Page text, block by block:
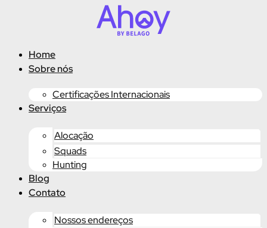
conteúdoHome
Sobre nós
Certificações Internacionais
Serviços
Alocação
Squads
Hunting
Blog
Contato
Nossos endereços